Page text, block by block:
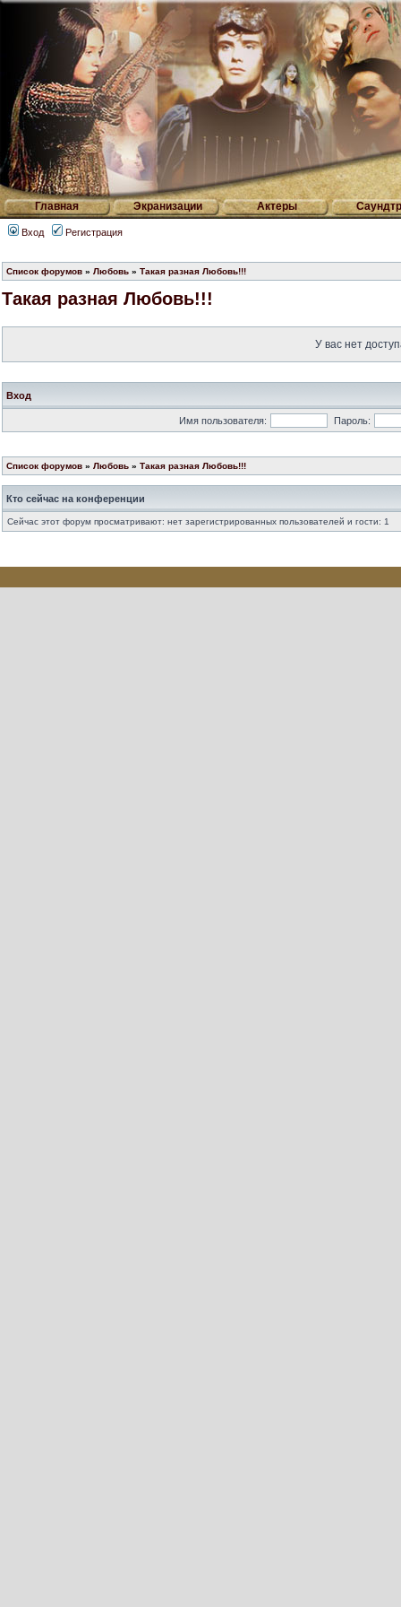
Главная Экранизации Актеры
Вход Регистрация
Список форумов » Любовь » Такая разная Любовь!!!
Такая разная Любовь!!!
У вас нет
Вход
Имя пользователя: Пароль:
Список форумов » Любовь » Такая разная Любовь!!!
Кто сейчас на конференции
Сейчас этот форум просматривают: нет зарегистрированных пользователей и гости: 1